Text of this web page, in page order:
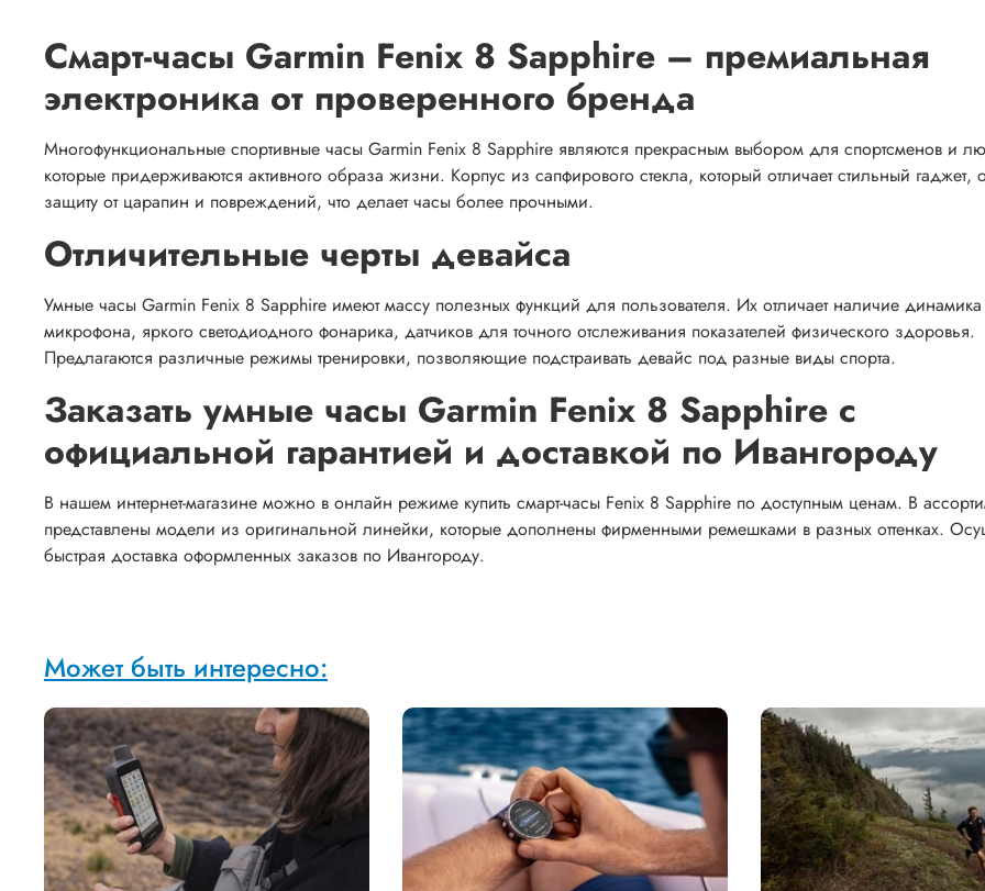
Смарт-часы Garmin Fenix 8 Sapphire – премиальная
электроника от проверенного бренда
Многофункциональные спортивные часы Garmin Fenix 8 Sapphire являются прекрасным выбором для спортсменов и
которые придерживаются активного образа жизни. Корпус из сапфирового стекла, который отличает стильный гаджет,
защиту от царапин и повреждений, что делает часы более прочными.
Отличительные черты девайса
Умные часы Garmin Fenix 8 Sapphire имеют массу полезных функций для пользователя. Их отличает наличие
микрофона, яркого светодиодного фонарика, датчиков для точного отслеживания показателей физического здоровья.
Предлагаются различные режимы тренировки, позволяющие подстраивать девайс под разные виды спорта.
Заказать умные часы Garmin Fenix 8 Sapphire с
официальной гарантией и доставкой по Ивангороду
В нашем интернет-магазине можно в онлайн режиме купить смарт-часы Fenix 8 Sapphire по доступным ценам. В
представлены модели из оригинальной линейки, которые дополнены фирменными ремешками в разных оттенках.
быстрая доставка оформленных заказов по Ивангороду.
Может быть интересно: